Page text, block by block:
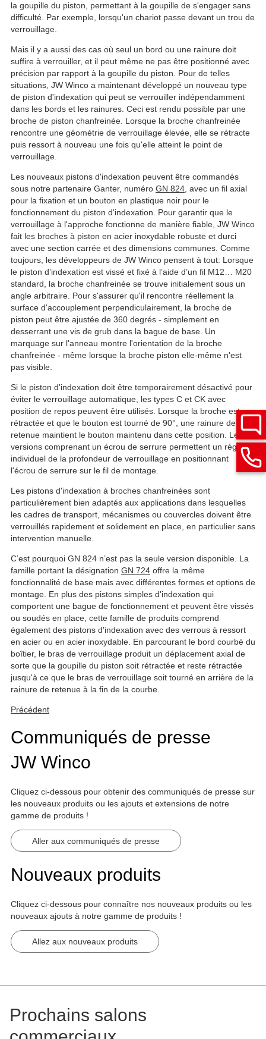
la goupille du piston, permettant à la goupille de s'engager sans
difficulté. Par exemple, lorsqu'un chariot passe devant un trou de
verrouillage.
Mais il y a aussi des cas où seul un bord ou une rainure doit
suffire à verrouiller, et il peut même ne pas être positionné avec
précision par rapport à la goupille du piston. Pour de telles
situations, JW Winco a maintenant développé un nouveau type
de piston d'indexation qui peut se verrouiller indépendamment
dans les bords et les rainures. Ceci est rendu possible par une
broche de piston chanfreinée. Lorsque la broche chanfreinée
rencontre une géométrie de verrouillage élevée, elle se rétracte
puis ressort à nouveau une fois qu'elle atteint le point de
verrouillage.
Les nouveaux pistons d'indexation peuvent être commandés
sous notre partenaire Ganter, numéro GN 824 , avec un fil axial
pour la fixation et un bouton en plastique noir pour le
fonctionnement du piston d'indexation. Pour garantir que le
verrouillage à l'approche fonctionne de manière fiable, JW Winco
fait les broches à piston en acier inoxydable robuste et durci
avec une section carrée et des dimensions communes. Comme
toujours, les développeurs de JW Winco pensent à tout: Lorsque
le piston d’indexation est vissé et fixé à l’aide d’un fil M12… M20
standard, la broche chanfreinée se trouve initialement sous un
angle arbitraire. Pour s'assurer qu'il rencontre réellement la
surface d'accouplement perpendiculairement, la broche de
piston peut être ajustée de 360 degrés - simplement en
desserrant une vis de grub dans la bague de base. Un
marquage sur l'anneau montre l'orientation de la broche
chanfreinée - même lorsque la broche piston elle-même n'est
pas visible.
Si le piston d'indexation doit être temporairement désactivé pour
éviter le verrouillage automatique, les types C et CK avec
position de repos peuvent être utilisés. Lorsque la broche est
rétractée et que le bouton est tourné de 90°, une rainure de
retenue maintient le bouton maintenu dans cette position. Les
versions comprenant un écrou de serrure permettent un réglage
individuel de la profondeur de verrouillage en positionnant
l'écrou de serrure sur le fil de montage.
Les pistons d'indexation à broches chanfreinées sont
particulièrement bien adaptés aux applications dans lesquelles
les cadres de transport, mécanismes ou couvercles doivent être
verrouillés rapidement et solidement en place, en particulier sans
intervention manuelle.
C’est pourquoi GN 824 n’est pas la seule version disponible. La
famille portant la désignation GN 724 offre la même
fonctionnalité de base mais avec différentes formes et options de
montage. En plus des pistons simples d'indexation qui
comportent une bague de fonctionnement et peuvent être vissés
ou soudés en place, cette famille de produits comprend
également des pistons d'indexation avec des verrous à ressort
en acier ou en acier inoxydable. En parcourant le bord courbé du
boîtier, le bras de verrouillage produit un déplacement axial de
sorte que la goupille du piston soit rétractée et reste rétractée
jusqu'à ce que le bras de verrouillage soit tourné en arrière de la
rainure de retenue à la fin de la courbe.
Précédent
Communiqués de presse
JW Winco
Cliquez ci-dessous pour obtenir des communiqués de presse sur
les nouveaux produits ou les ajouts et extensions de notre
gamme de produits !
Aller aux communiqués de presse
Nouveaux produits
Cliquez ci-dessous pour connaître nos nouveaux produits ou les
nouveaux ajouts à notre gamme de produits !
Allez aux nouveaux produits
Prochains salons